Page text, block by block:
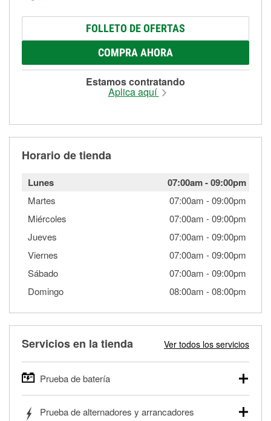
FOLLETO DE OFERTAS
COMPRA AHORA
Estamos contratando
Aplica aquí
Horario de tienda
Lunes 07:00am-09:00pm
Martes 07:00am -09:00pm
Miércoles
07:00am -09:00pm
Jueves
07:00am -09:00pm
Viernes
07:00am -09:00pm
Sábado
07:00am -09:00pm
Domingo
08:00am -08:00pm
Servicios en la tienda Ver todos los servicios
Prueba de batería
autos, camionetas, SUVs, vehículos comerciales y
Prueba de alternadores y arrancadores